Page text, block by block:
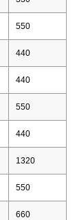
550
440
440
550
440
1320
550
660